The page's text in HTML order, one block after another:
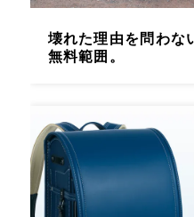
壊れた理由を問わな
無料範囲。